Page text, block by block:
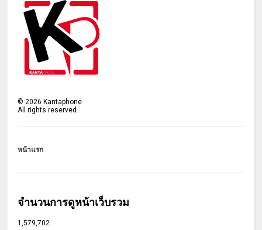
© 2026 Kantaphone
All rights reserved.
หน้าแรก
จำนวนการดูหน้าเว็บรวม
1,579,702